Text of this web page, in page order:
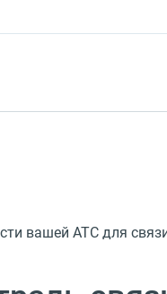
вашей АТС для